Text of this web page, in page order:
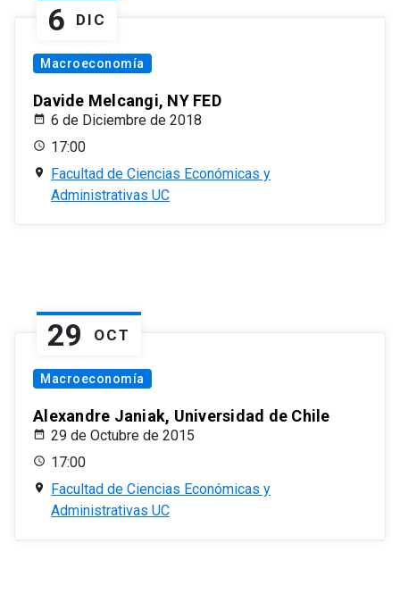
6 DIC
Macroeconomía
Davide Melcangi, NY FED
6 de Diciembre de 2018
17:00
Facultad de Ciencias Económicas y
Administrativas UC
29 OCT
Macroeconomía
Alexandre Janiak, Universidad de Chile
29 de Octubre de 2015
17:00
Facultad de Ciencias Económicas y
Administrativas UC